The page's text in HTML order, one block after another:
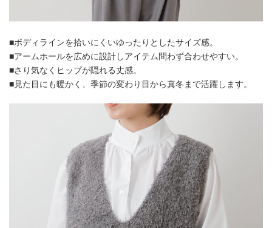
■ボディラインを拾いにくいゆったりとしたサイズ感。
■アームホールを広めに設計しアイテム問わず合わせやすい。
■さり気なくヒップが隠れる丈感。
■見た目にも暖かく、季節の変わり目から真冬まで活躍します。